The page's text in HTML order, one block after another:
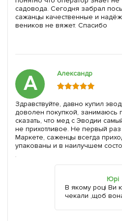
садовода. Сегодня забрал
сажанцы качественные и
веников не вяжет. Спасибо
А Александр
Здравствуйте, давно купил
доволен покупкой, занимаюсь
сказать, что мед с Эводии
не прихотливое. Не первый
Маркете, саженцы всегда
упакованы и в наилучшем
Юрі
В якому році Ви
чекали ,щоб